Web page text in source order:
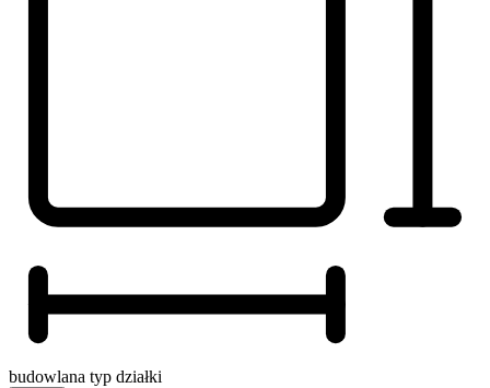
budowlana typ działki